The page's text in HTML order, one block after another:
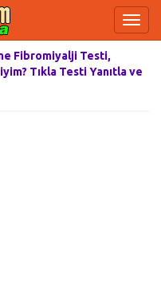
Fibromiyalji Testi,
Tıkla Testi Yanıtla ve